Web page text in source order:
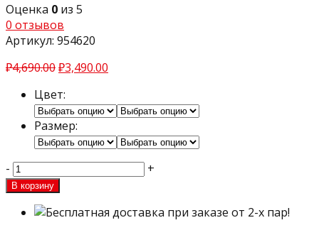
Оценка 0 из 5
0 отзывов
Артикул: 954620
₽4,690.00₽3,490.00
Цвет:
Размер:
- +
В корзину